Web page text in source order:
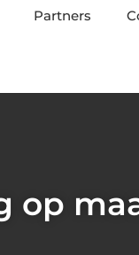
Partners
op